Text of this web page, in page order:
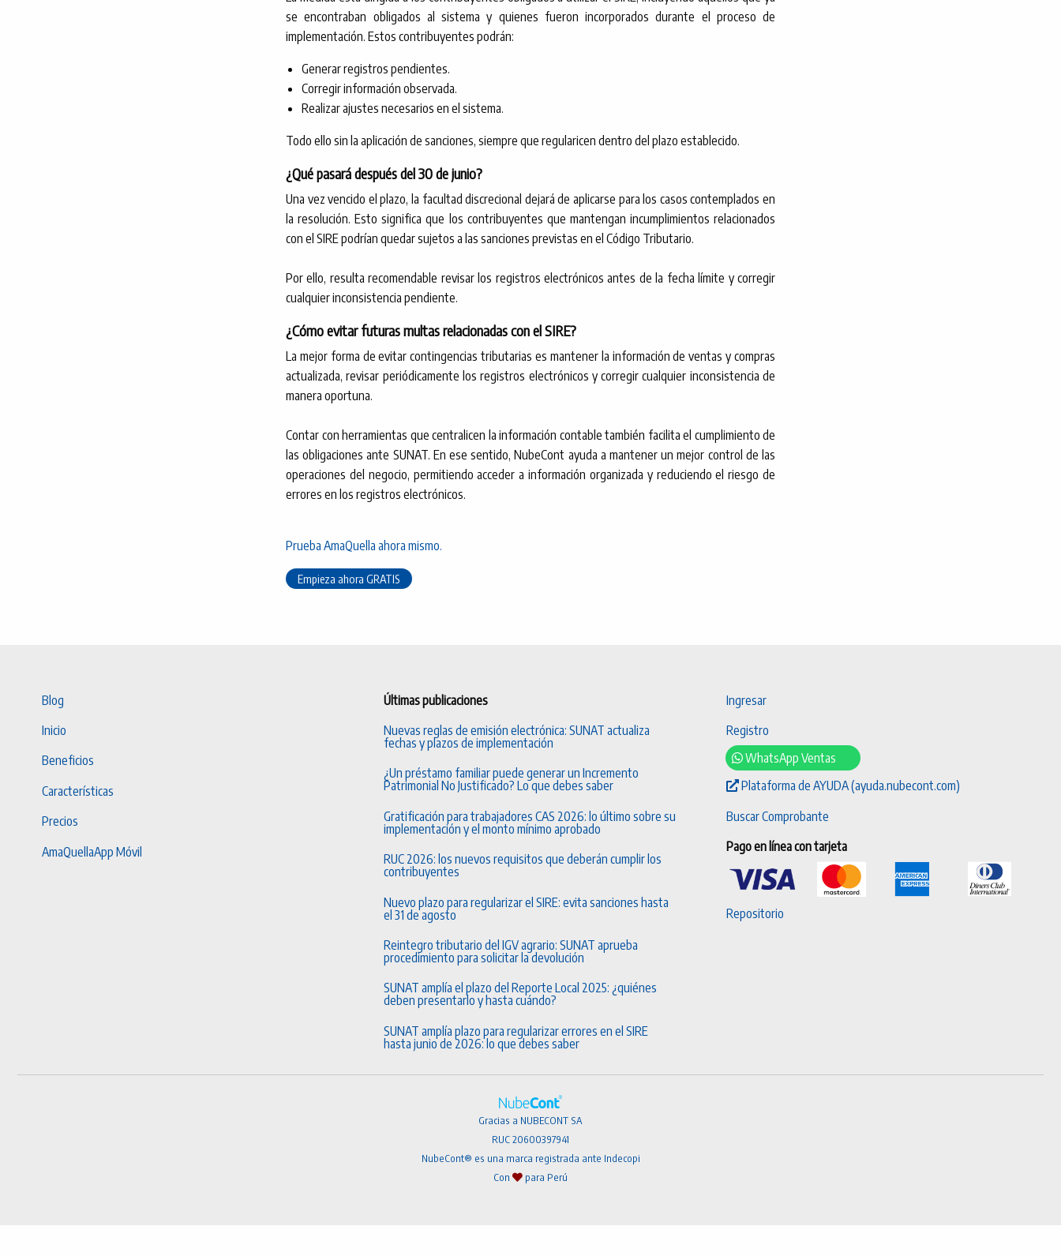
se encontraban obligados al sistema y quienes fueron incorporados durante el proceso de
implementación. Estos contribuyentes podrán:
Generar registros pendientes.
Corregir información observada.
Realizar ajustes necesarios en el sistema.
Todo ello sin la aplicación de sanciones, siempre que regularicen dentro del plazo establecido.
¿Qué pasará después del 30 de junio?
Una vez vencido el plazo, la facultad discrecional dejará de aplicarse para los casos contemplados en
la resolución. Esto significa que los contribuyentes que mantengan incumplimientos relacionados
con el SIRE podrían quedar sujetos a las sanciones previstas en el Código Tributario.
Por ello, resulta recomendable revisar los registros electrónicos antes de la fecha límite y corregir
cualquier inconsistencia pendiente.
¿Cómo evitar futuras multas relacionadas con el SIRE?
La mejor forma de evitar contingencias tributarias es mantener la información de ventas y compras
actualizada, revisar periódicamente los registros electrónicos y corregir cualquier inconsistencia de
manera oportuna.
Contar con herramientas que centralicen la información contable también facilita el cumplimiento de
las obligaciones ante SUNAT. En ese sentido, NubeCont ayuda a mantener un mejor control de las
operaciones del negocio, permitiendo acceder a información organizada y reduciendo el riesgo de
errores en los registros electrónicos.
Prueba AmaQuella ahora mismo.
Empieza ahora GRATIS
Blog
Inicio
Beneficios
Características
Precios
AmaQuellaApp Móvil
Últimas publicaciones
Nuevas reglas de emisión electrónica: SUNAT actualiza
fechas y plazos de implementación
¿Un préstamo familiar puede generar un Incremento
Patrimonial No Justificado? Lo que debes saber
Gratificación para trabajadores CAS 2026: lo último sobre su
implementación y el monto mínimo aprobado
RUC 2026: los nuevos requisitos que deberán cumplir los
contribuyentes
Nuevo plazo para regularizar el SIRE: evita sanciones hasta
el 31 de agosto
Reintegro tributario del IGV agrario: SUNAT aprueba
procedimiento para solicitar la devolución
SUNAT amplía el plazo del Reporte Local 2025: ¿quiénes
deben presentarlo y hasta cuándo?
SUNAT amplía plazo para regularizar errores en el SIRE
hasta junio de 2026: lo que debes saber
Ingresar
Registro
WhatsApp Ventas
Plataforma de AYUDA (ayuda.nubecont.com)
Buscar Comprobante
Pago en línea con tarjeta
Repositorio
Gracias a NUBECONT SA
RUC 20600397941
NubeCont® es una marca registrada ante Indecopi
Con
para Perú